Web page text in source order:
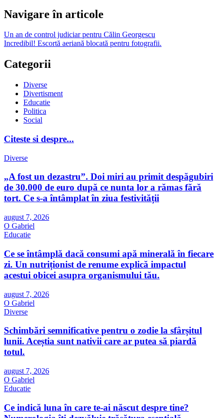
Navigare în articole
Un an de control judiciar pentru Călin Georgescu
Incredibil! Escortă aeriană blocată pentru fotografii.
Categorii
Diverse
Divertisment
Educatie
Politica
Social
Citeste si despre...
Diverse
„A fost un dezastru”. Doi miri au primit despăgubiri
de 30.000 de euro după ce nunta lor a rămas fără
tort. Ce s-a întâmplat în ziua festivității
august 7, 2026
O Gabriel
Educatie
Ce se întâmplă dacă consumi apă minerală în fiecare
zi. Un nutriționist de renume explică impactul
acestui obicei asupra organismului tău.
august 7, 2026
O Gabriel
Diverse
Schimbări semnificative pentru o zodie la sfârșitul
lunii. Aceștia sunt nativii care ar putea să piardă
totul.
august 7, 2026
O Gabriel
Educatie
Ce indică luna în care te-ai născut despre tine?